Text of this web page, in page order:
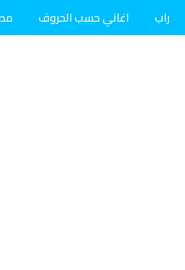
راب اغاني حسب الحروف